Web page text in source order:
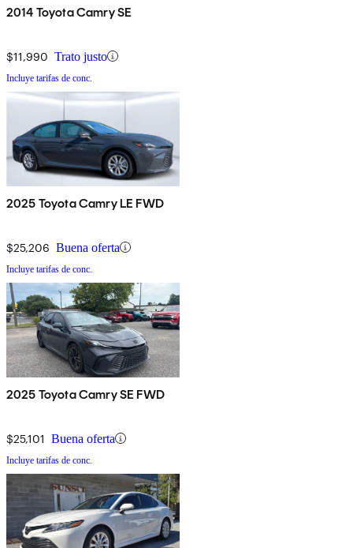
2014 Toyota Camry SE
$11,990 Trato justo
Incluye tarifas de conc.
2025 Toyota Camry LE FWD
$25,206 Buena oferta
Incluye tarifas de conc.
2025 Toyota Camry SE FWD
$25,101 Buena oferta
Incluye tarifas de conc.